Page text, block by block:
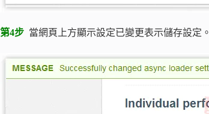
第4步 當網頁上方顯示設定已變更表示儲存設定。